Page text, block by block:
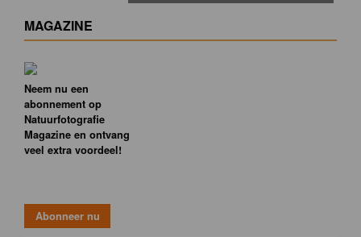
MAGAZINE
Neem nu een
abonnement op
Natuurfotografie
Magazine en ontvang
veel extra voordeel!